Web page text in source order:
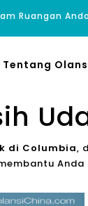
Ruangan
Tentang
di Columbia,